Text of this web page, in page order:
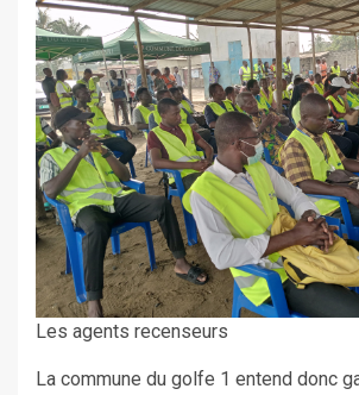
Les agents recenseurs
La commune du golfe 1 entend donc